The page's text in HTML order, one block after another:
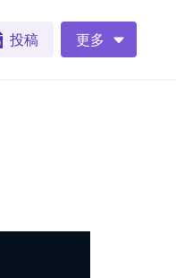
投稿 更多